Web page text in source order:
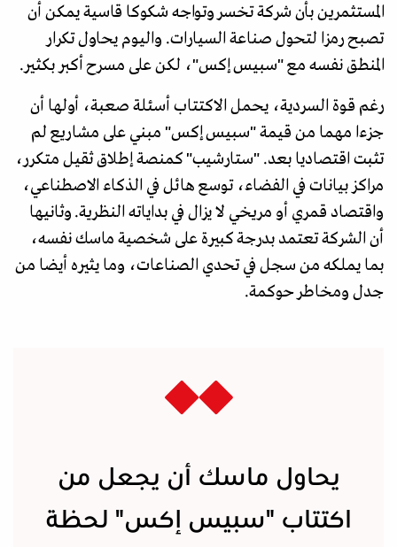
المستثمرين بأن شركة تخسر وتواجه شكوكا قاسية يمكن أن
تصبح رمزا لتحول صناعة السيارات. واليوم يحاول تكرار
المنطق نفسه مع "سبيس إكس"، لكن على مسرح أكبر بكثير.
رغم قوة السردية، يحمل الاكتتاب أسئلة صعبة، أولها أن
جزءا مهما من قيمة "سبيس إكس" مبني على مشاريع لم
تثبت اقتصاديا بعد. "ستارشيب" كمنصة إطلاق ثقيل متكرر،
مراكز بيانات في الفضاء، توسع هائل في الذكاء الاصطناعي،
واقتصاد قمري أو مريخي لا يزال في بداياته النظرية. وثانيها
أن الشركة تعتمد بدرجة كبيرة على شخصية ماسك نفسه،
بما يملكه من سجل في تحدي الصناعات، وما يثيره أيضا من
جدل ومخاطر حوكمة.
يحاول ماسك أن يجعل من
اكتتاب "سبيس إكس" لحظة